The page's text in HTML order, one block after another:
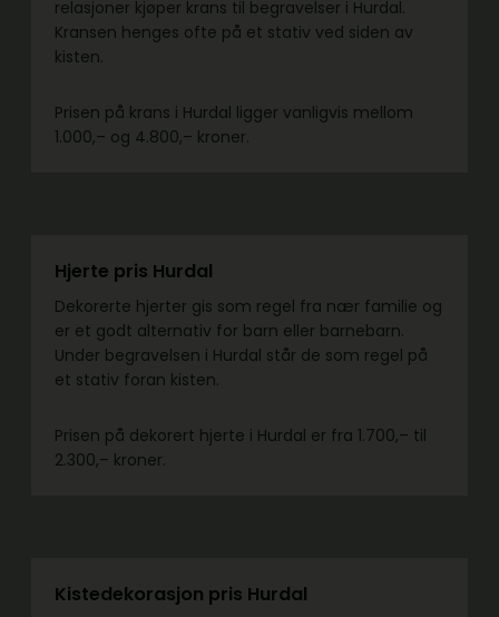
relasjoner kjøper krans til begravelser i Hurdal.
Kransen henges ofte på et stativ ved siden av
kisten.
Prisen på krans i Hurdal ligger vanligvis mellom
1.000,– og 4.800,– kroner.
Hjerte pris Hurdal
Dekorerte hjerter gis som regel fra nær familie og
er et godt alternativ for barn eller barnebarn.
Under begravelsen i Hurdal står de som regel på
et stativ foran kisten.
Prisen på dekorert hjerte i Hurdal er fra 1.700,– til
2.300,– kroner.
Kistedekorasjon pris Hurdal